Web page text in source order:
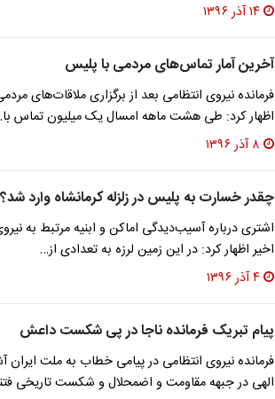
۱۴ آذر ۱۳۹۶
آخرین آمار تماس‌های مردمی با پلیس
اظهار کرد: طی هشت ماهه امسال یک میلیون تماس
۸ آذر ۱۳۹۶
چقدر خسارت به پلیس در زلزله کرمانشاه وارد شد؟
اشتری درباره آسیب‌دیدگی اماکن و ابنیه مرتبط به
اخیر اظهار کرد: در این زمین لرزه به تعدادی از…
۴ آذر ۱۳۹۶
پیام تبریک فرمانده ناجا در پی شکست داعش
فرمانده نیروی انتظامی در پیامی خطاب به ملت
الهی در جبهه مقاومت و اضمحلال و شکست تاریخی